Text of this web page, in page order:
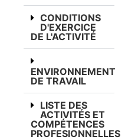
CONDITIONS
D'EXERCICE
DE L'ACTIVITÉ
ENVIRONNEMENT
DE TRAVAIL
LISTE DES
ACTIVITÉS ET
COMPÉTENCES
PROFESIONNELLES